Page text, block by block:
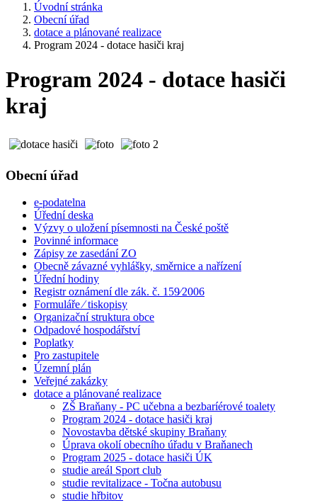
Úvodní stránka
Obecní úřad
dotace a plánované realizace
Program 2024 - dotace hasiči kraj
Program 2024 - dotace hasiči
kraj
Obecní úřad
e-podatelna
Úřední deska
Výzvy o uložení písemnosti na České poště
Povinné informace
Zápisy ze zasedání ZO
Obecně závazné vyhlášky, směrnice a nařízení
Úřední hodiny
Registr oznámení dle zák. č. 159⁄2006
Formuláře ⁄ tiskopisy
Organizační struktura obce
Odpadové hospodářství
Poplatky
Pro zastupitele
Územní plán
Veřejné zakázky
dotace a plánované realizace
ZŠ Braňany - PC učebna a bezbaríérové toalety
Program 2024 - dotace hasiči kraj
Novostavba dětské skupiny Braňany
Úprava okolí obecního úřadu v Braňanech
Program 2025 - dotace hasiči ÚK
studie areál Sport club
studie revitalizace - Točna autobusu
studie hřbitov